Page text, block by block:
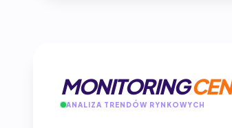
MONITORINGCEN
ANALIZA TRENDÓW RYNKOWYCH